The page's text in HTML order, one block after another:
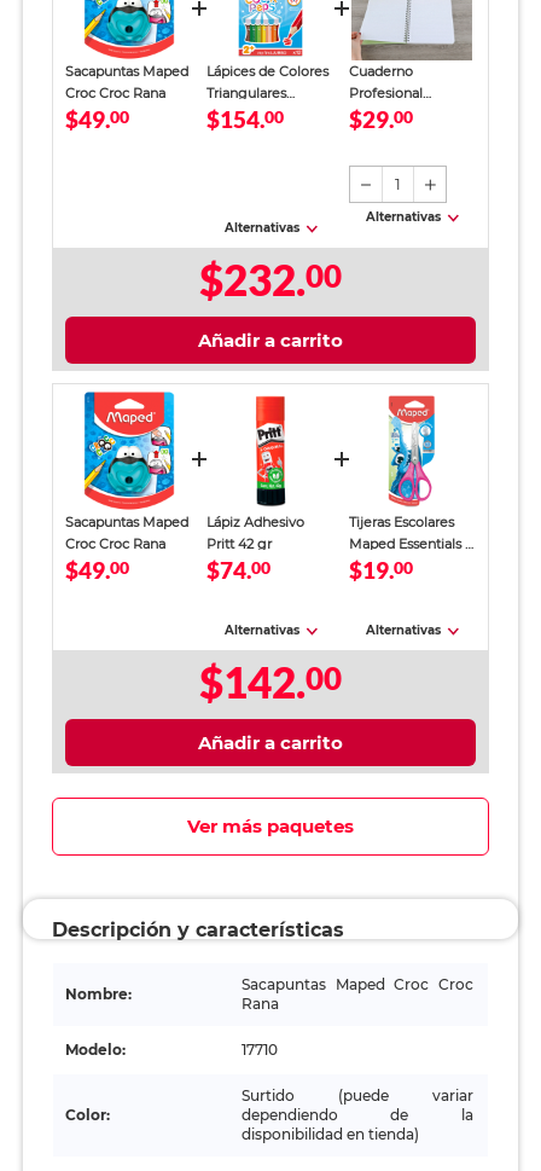
Sacapuntas Maped
Croc Croc Rana
$49.00
Lápices de Colores
Triangulares
Maped Color Peps
$154.00
Alternativas
Cuaderno
Profesional
SkyBook Go Plus
$29.00
1
Alternativas
$232.00
Añadir a carrito
Sacapuntas Maped
Croc Croc Rana
$49.00
Lápiz Adhesivo
Pritt 42 gr
$74.00
Alternativas
Tijeras Escolares
Maped Essentials 5
pulgadas
$19.00
Alternativas
$142.00
Añadir a carrito
Ver más paquetes
Descripción y características
Nombre:
Sacapuntas Maped Croc Croc
Rana
Modelo: 17710
Color:
Surtido (puede variar
dependiendo de la
disponibilidad en tienda)